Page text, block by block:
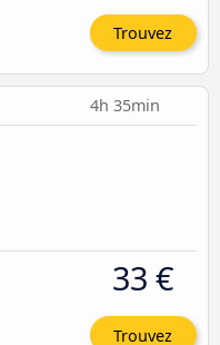
Trouvez
4h 35min
33 €
Trouvez